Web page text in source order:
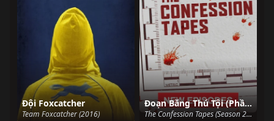
Đội Foxcatcher
Team Foxcatcher (2016)
Đoạn Băng Thú Tội (Phần 2)
The Confession Tapes (Season 2) (2019)